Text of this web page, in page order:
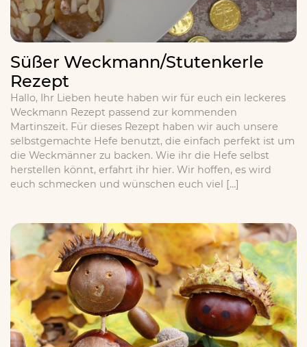
Süßer Weckmann/Stutenkerle
Rezept
Hallo, Ihr Lieben heute haben wir für euch ein leckeres
Weckmann Rezept passend zur kommenden
Martinszeit. Für dieses Rezept haben wir auch unsere
selbstgemachte Hefe benutzt, die einfach perfekt ist um
die Weckmänner zu backen. Wie ihr die Hefe selbst
herstellen könnt, erfahrt ihr hier. Wir hoffen, es wird
euch schmecken und wünschen euch viel […]